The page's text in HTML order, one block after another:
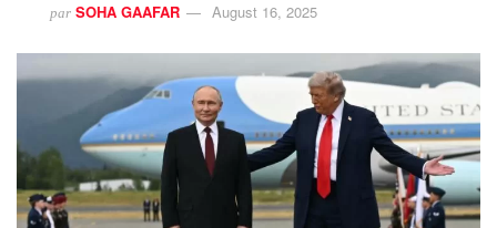
par SOHA GAAFAR August 16, 2025